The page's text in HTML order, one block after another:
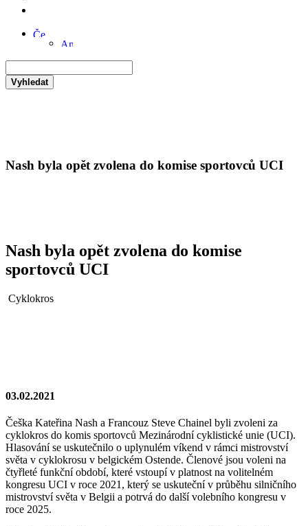
Vyhledat
Nash byla opět zvolena do komise sportovců UCI
Nash byla opět zvolena do komise
sportovců UCI
Cyklokros
03.02.2021
Češka Kateřina Nash a Francouz Steve Chainel byli zvoleni za
cyklokros do komis sportovců Mezinárodní cyklistické unie (UCI).
Hlasování se uskutečnilo o uplynulém víkend v rámci mistrovství
světa v cyklokrosu v belgickém Ostende. Členové jsou voleni na
čtyřleté funkční období, které vstoupí v platnost na volitelném
kongresu UCI v roce 2021, který se uskuteční v průběhu silničního
mistrovství světa v Belgii a potrvá do další volebního kongresu v
roce 2025.